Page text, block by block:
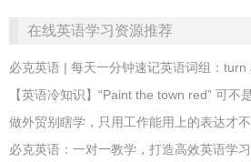
在线英语学习资源推荐
必克英语 | 每天一分钟速记英语词组：
【英语冷知识】“Paint the town red” 可不
做外贸别瞎学，只用工作能用上的表达才
必克英语：一对一教学，打造高效英语学